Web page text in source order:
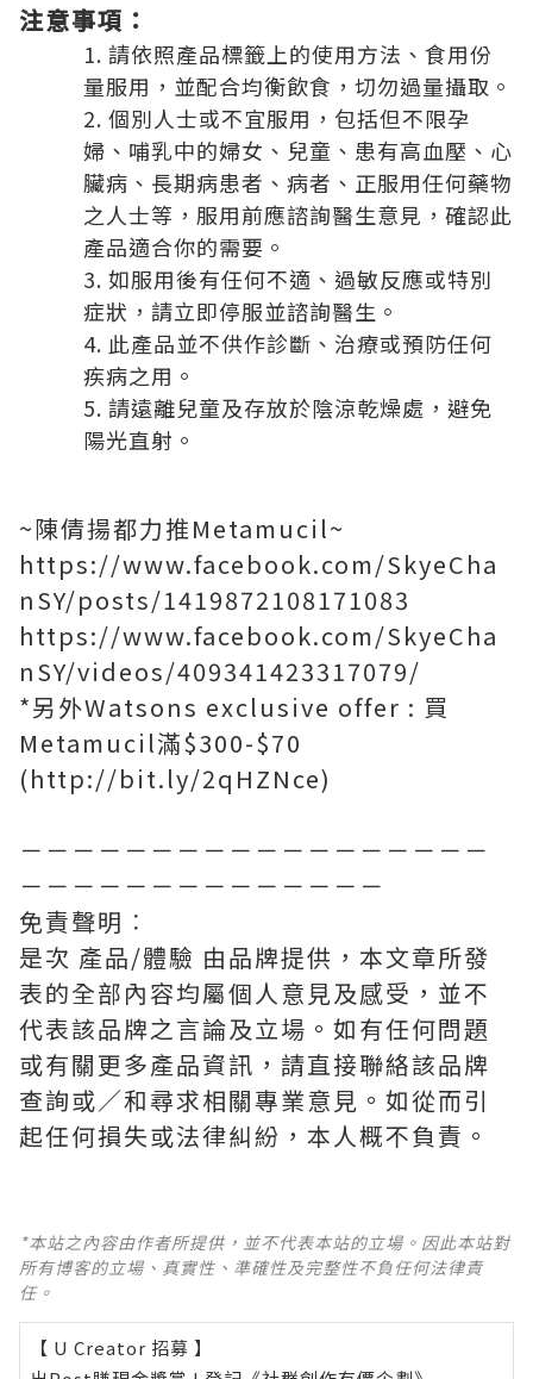
注意事項：
請依照產品標籤上的使用方法、食用份
量服用，並配合均衡飲食，切勿過量攝取。
個別人士或不宜服用，包括但不限孕
婦、哺乳中的婦女、兒童、患有高血壓、心
臟病、長期病患者、病者、正服用任何藥物
之人士等，服用前應諮詢醫生意見，確認此
產品適合你的需要。
如服用後有任何不適、過敏反應或特別
症狀，請立即停服並諮詢醫生。
此產品並不供作診斷、治療或預防任何
疾病之用。
請遠離兒童及存放於陰涼乾燥處，避免
陽光直射。
~陳倩揚都力推Metamucil~
https://www.facebook.com/SkyeCha
nSY/posts/1419872108171083
https://www.facebook.com/SkyeCha
nSY/videos/409341423317079/
*另外Watsons exclusive offer : 買
Metamucil滿$300-$70
(http://bit.ly/2qHZNce)
－－－－－－－－－－－－－－－－－－
－－－－－－－－－－－－－－
免責聲明︰
是次 產品/體驗 由品牌提供，本文章所發
表的全部內容均屬個人意見及感受，並不
代表該品牌之言論及立場。如有任何問題
或有關更多產品資訊，請直接聯絡該品牌
查詢或∕和尋求相關專業意見。如從而引
起任何損失或法律糾紛，本人概不負責。
*本站之內容由作者所提供，並不代表本站的立場。因此本站對
所有博客的立場、真實性、準確性及完整性不負任何法律責
任。
【 U Creator 招募 】